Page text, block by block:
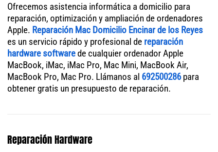
Ofrecemos asistencia informática a domicilio para
reparación, optimización y ampliación de ordenadores
Apple. Reparación Mac Domicilio Encinar de los Reyes
es un servicio rápido y profesional de reparación
hardware softwarede cualquier ordenador Apple
MacBook, iMac, iMac Pro, Mac Mini, MacBook Air,
MacBook Pro, Mac Pro. Llámanos al 692500286para
obtener gratis un presupuesto de reparación.
Reparación Hardware